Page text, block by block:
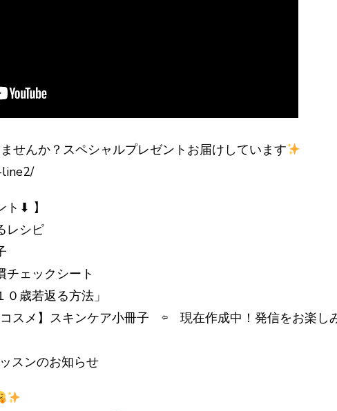
せんか？スペシャルプレゼントお届けしています
line2/
ト⬇︎ 】
レシピ
チェックシート
歳若返る方法」
スメ】スキンケア小冊子 ⇦ 現在作成中！発信をお楽し
スンのお知らせ